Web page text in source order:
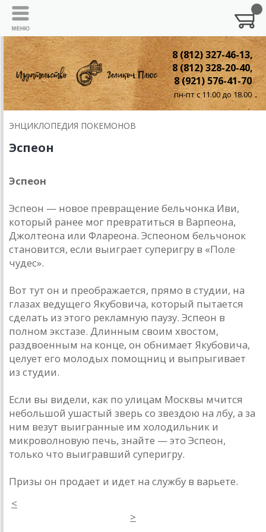
8 (812) 327-46-13,
8 (812) 328-20-40,
8 (921) 576-41-70
пн-пт с 11.00 до 18.00
ЭНЦИКЛОПЕДИЯ ПОКЕМОНОВ
Эспеон
Эспеон
Эспеон — новое превращение бельчонка Иви,
который ранее мог превратиться в Варпеона,
Джолтеона или Флареона. Эспеоном бельчонок
становится, если выиграет суперигру в «Поле
чудес».
Вот тут он и преображается, прямо в студии, на
глазах ведущего Якубовича, который пытается
сделать из этого рекламную паузу. Эспеон в
полном экстазе. Длинным своим хвостом,
раздвоенным на конце, он обнимает Якубовича,
целует его молодых помощниц и выпрыгивает
из студии.
Если вы видели, как по улицам Москвы мчится
небольшой ушастый зверь со звездою на лбу, а за
ним везут выигранные им холодильник и
микроволновую печь, знайте — это Эспеон,
только что выигравший суперигру.
Призы он продает и идет на службу в варьете.
<
>